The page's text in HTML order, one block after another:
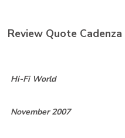
Review Quote
Hi-Fi World
November 2007